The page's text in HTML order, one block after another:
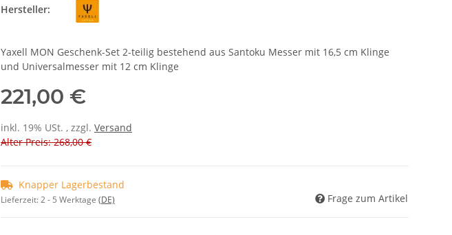
Hersteller:
Yaxell MON Geschenk-Set 2-teilig bestehend aus Santoku Messer mit 16,5 cm Klinge
und Universalmesser mit 12 cm Klinge
221,00 €
inkl. 19% USt. , zzgl. Versand
Alter Preis: 268,00 €
Knapper Lagerbestand
Lieferzeit:2 - 5 Werktage (DE) Frage zum Artikel